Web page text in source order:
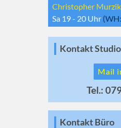
Christopher Murzik
Sa 19 - 20 Uhr (WH:
Kontakt Studio
Mail
Tel.:
Kontakt Büro